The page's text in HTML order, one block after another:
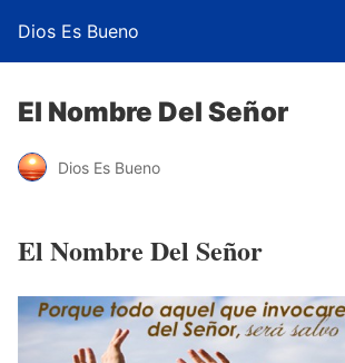
Dios Es Bueno
El Nombre Del Señor
Dios Es Bueno
El Nombre Del Señor